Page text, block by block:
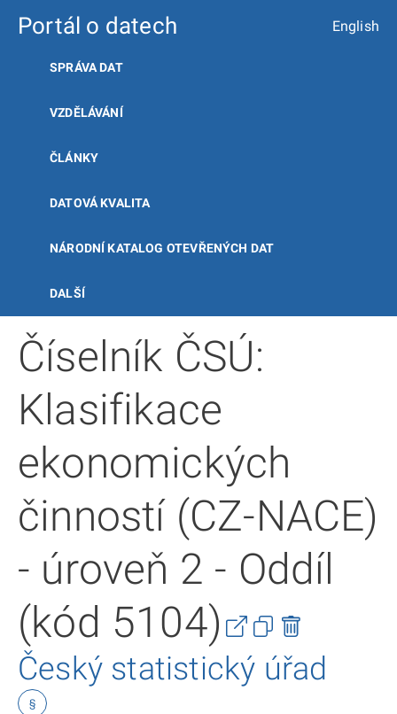
Portál o datech English
SPRÁVA DAT
VZDĚLÁVÁNÍ
ČLÁNKY
DATOVÁ KVALITA
NÁRODNÍ KATALOG OTEVŘENÝCH DAT
DALŠÍ
Číselník ČSÚ:
Klasifikace
ekonomických
činností (CZ-NACE)
- úroveň 2 - Oddíl
(kód 5104)
Český statistický úřad
§